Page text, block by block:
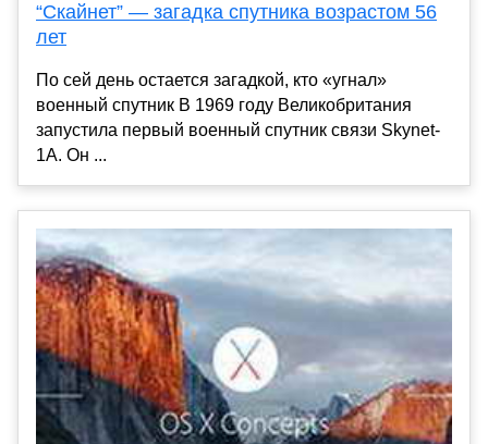
“Скайнет” — загадка спутника возрастом 56
лет
По сей день остается загадкой, кто «угнал»
военный спутник В 1969 году Великобритания
запустила первый военный спутник связи Skynet-
1A. Он ...